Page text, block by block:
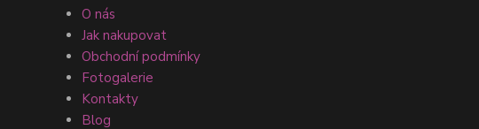
O nás
Jak nakupovat
Obchodní podmínky
Fotogalerie
Kontakty
Blog